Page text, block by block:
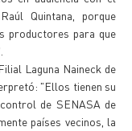
Quintana, porque
productores para que
Laguna Naineck de
"Ellos tienen su
de SENASA de
países vecinos, la